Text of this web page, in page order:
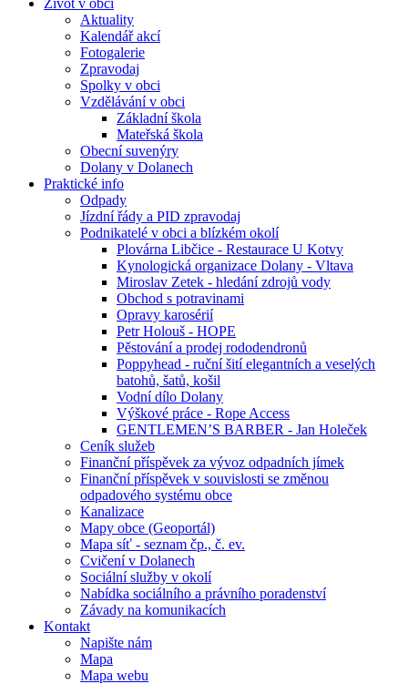
Život v obci
Aktuality
Kalendář akcí
Fotogalerie
Zpravodaj
Spolky v obci
Vzdělávání v obci
Základní škola
Mateřská škola
Obecní suvenýry
Dolany v Dolanech
Praktické info
Odpady
Jízdní řády a PID zpravodaj
Podnikatelé v obci a blízkém okolí
Plovárna Libčice - Restaurace U Kotvy
Kynologická organizace Dolany - Vltava
Miroslav Zetek - hledání zdrojů vody
Obchod s potravinami
Opravy karosérií
Petr Holouš - HOPE
Pěstování a prodej rododendronů
Poppyhead - ruční šití elegantních a veselých
batohů, šatů, košil
Vodní dílo Dolany
Výškové práce - Rope Access
GENTLEMEN’S BARBER - Jan Holeček
Ceník služeb
Finanční příspěvek za vývoz odpadních jímek
Finanční příspěvek v souvislosti se změnou
odpadového systému obce
Kanalizace
Mapy obce (Geoportál)
Mapa síť - seznam čp., č. ev.
Cvičení v Dolanech
Sociální služby v okolí
Nabídka sociálního a právního poradenství
Závady na komunikacích
Kontakt
Napište nám
Mapa
Mapa webu